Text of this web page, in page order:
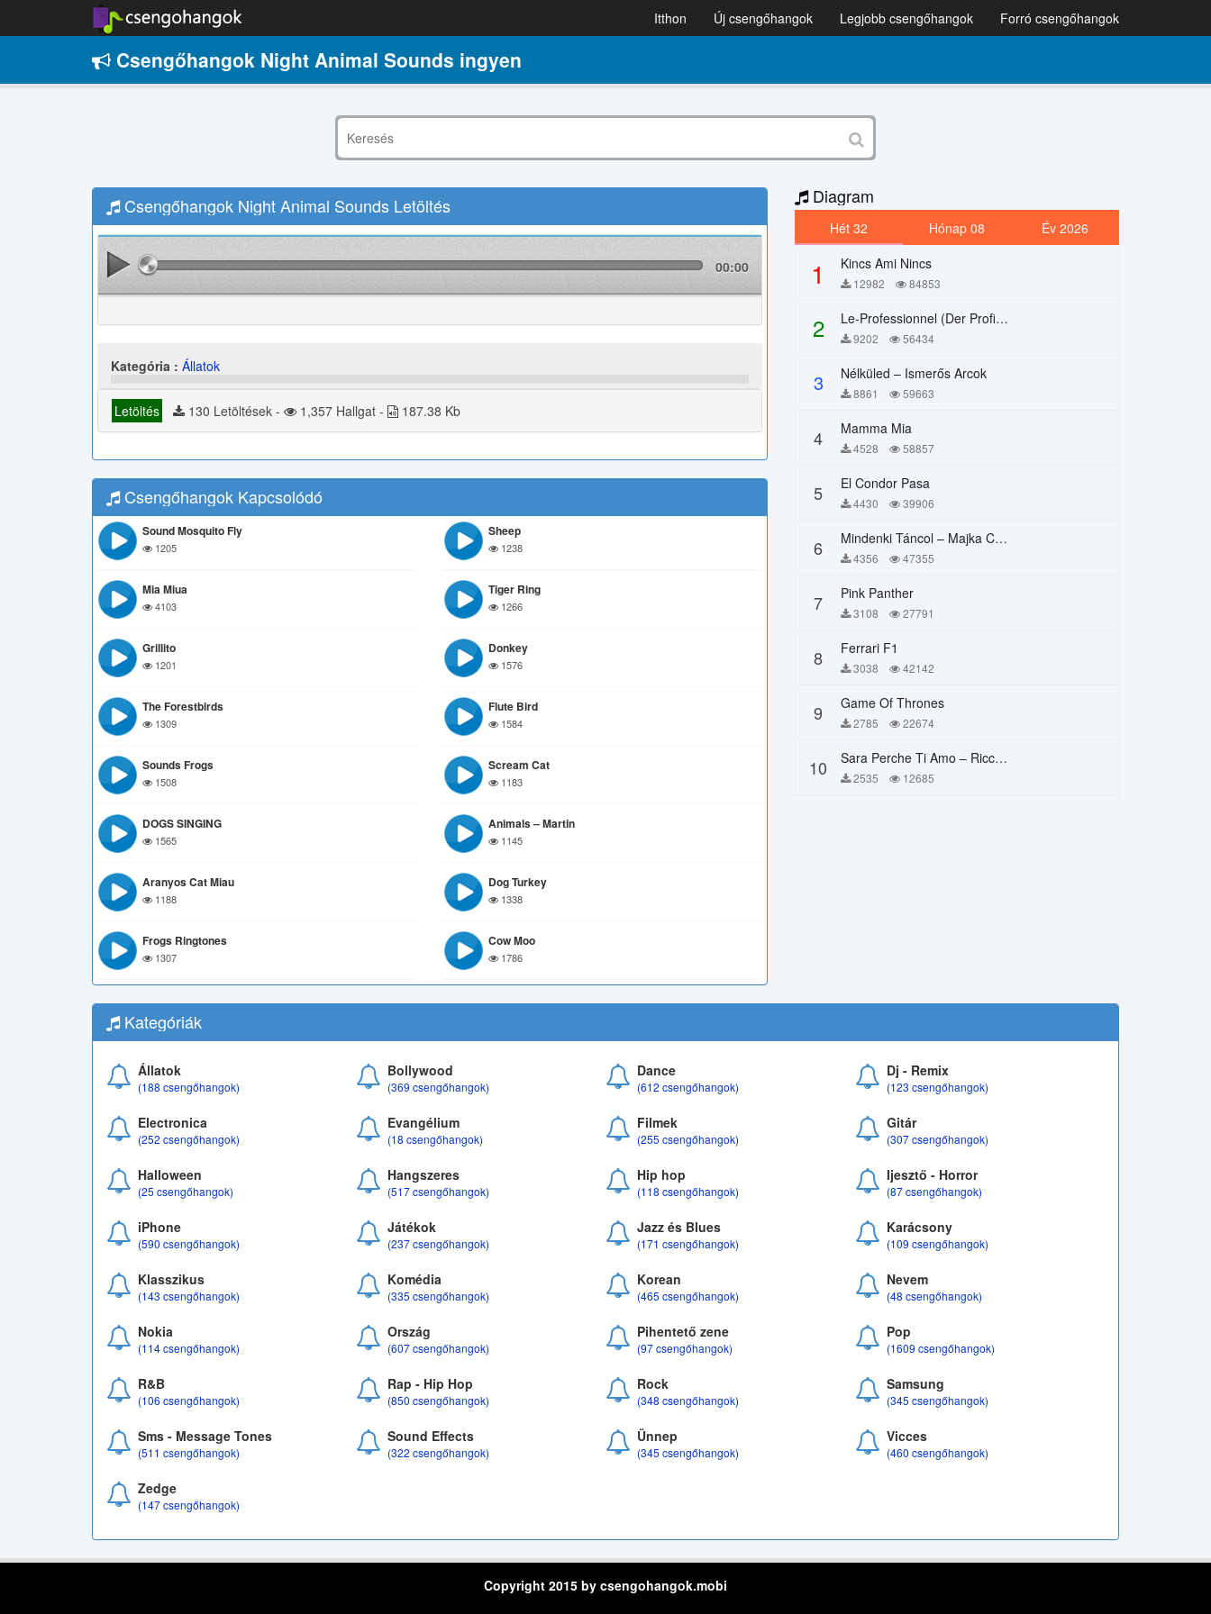
Itthon Új csengőhangok Legjobb csengőhangok Forró csengőhangok
Csengőhangok Night Animal Sounds ingyen
Csengőhangok Night Animal Sounds Letöltés
00:00
Kategória : Állatok
Letöltés 130 Letöltések - 1,357 Hallgat - 187.38 Kb
Csengőhangok Kapcsolódó
Sound Mosquito Fly
1205
Sheep
1238
Mia Miua
4103
Tiger Ring
1266
Grillito
1201
Donkey
1576
The Forestbirds
1309
Flute Bird
1584
Sounds Frogs
1508
Scream Cat
1183
DOGS SINGING
1565
Animals – Martin
1145
Aranyos Cat Miau
1188
Dog Turkey
1338
Frogs Ringtones
1307
Cow Moo
1786
Diagram
Hét 32 Hónap 08 Év 2026
1 Kincs Ami Nincs
12982 84853
2 Le-Professionnel (Der Profi) – Chi Mai
9202 56434
3 Nélküled – Ismerős Arcok
8861 59663
4 Mamma Mia
4528 58857
5 El Condor Pasa
4430 39906
6 Mindenki Táncol – Majka Curtis, Péter Majoros
4356 47355
7 Pink Panther
3108 27791
8 Ferrari F1
3038 42142
9 Game Of Thrones
2785 22674
10 Sara Perche Ti Amo – Ricchi E Poveri
2535 12685
Kategóriák
Állatok
(188 csengőhangok)
Bollywood
(369 csengőhangok)
Dance
(612 csengőhangok)
Dj - Remix
(123 csengőhangok)
Electronica
(252 csengőhangok)
Evangélium
(18 csengőhangok)
Filmek
(255 csengőhangok)
Gitár
(307 csengőhangok)
Halloween
(25 csengőhangok)
Hangszeres
(517 csengőhangok)
Hip hop
(118 csengőhangok)
Ijesztő - Horror
(87 csengőhangok)
iPhone
(590 csengőhangok)
Játékok
(237 csengőhangok)
Jazz és Blues
(171 csengőhangok)
Karácsony
(109 csengőhangok)
Klasszikus
(143 csengőhangok)
Komédia
(335 csengőhangok)
Korean
(465 csengőhangok)
Nevem
(48 csengőhangok)
Nokia
(114 csengőhangok)
Ország
(607 csengőhangok)
Pihentető zene
(97 csengőhangok)
Pop
(1609 csengőhangok)
R&B
(106 csengőhangok)
Rap - Hip Hop
(850 csengőhangok)
Rock
(348 csengőhangok)
Samsung
(345 csengőhangok)
Sms - Message Tones
(511 csengőhangok)
Sound Effects
(322 csengőhangok)
Ünnep
(345 csengőhangok)
Vicces
(460 csengőhangok)
Zedge
(147 csengőhangok)
Copyright 2015 by csengohangok.mobi